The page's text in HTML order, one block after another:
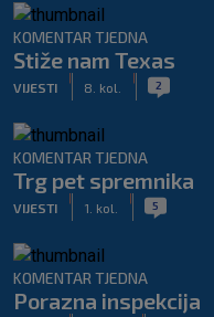
KOMENTAR TJEDNA
Stiže nam Texas
VIJESTI 8. kol. 2
KOMENTAR TJEDNA
Trg pet spremnika
VIJESTI 1. kol. 5
KOMENTAR TJEDNA
Porazna inspekcija